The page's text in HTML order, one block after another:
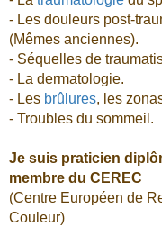
- Les douleurs post-
(Mêmes anciennes).
- Séquelles de
- La dermatologie.
- Les brûlures, les
- Troubles du sommeil.
Je suis praticien
membre du CEREC
(Centre Européen de
Couleur)